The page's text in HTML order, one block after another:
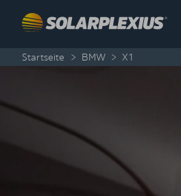
Startseite > BMW > X1